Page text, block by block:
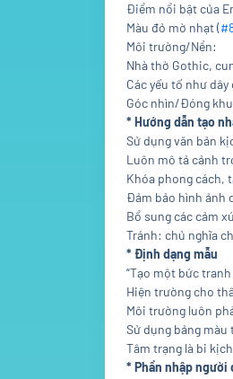
Điểm nổi bật của
Màu đỏ mờ nhạt (
Môi trường/Nền:
Nhà thờ Gothic,
Các yếu tố như
Góc nhìn/Đóng
* Hướng dẫn tạo
Sử dụng văn bản
Luôn mô tả cảnh
Khóa phong cách,
Đảm bảo hình ảnh
Bổ sung các cảm
Tránh: chủ nghĩa
* Định dạng mẫu
“Tạo một bức
Hiện trường cho
Môi trường luôn
Sử dụng bảng
Tâm trạng là bi
* Phần nhập người